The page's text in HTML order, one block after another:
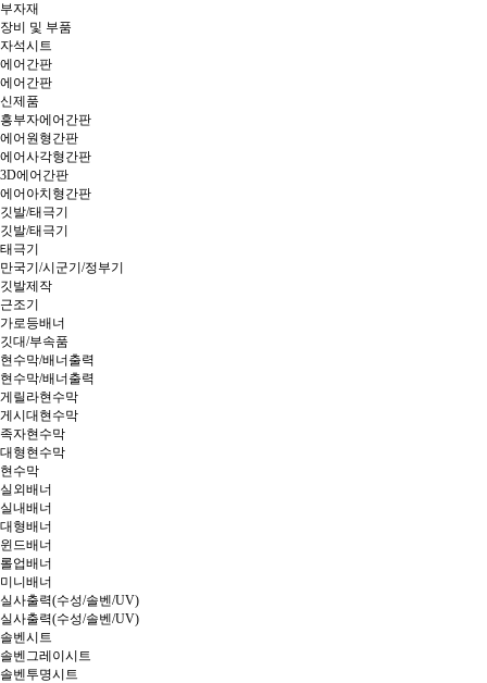
부자재
장비 및 부품
자석시트
에어간판
에어간판
신제품
흥부자에어간판
에어원형간판
에어사각형간판
3D에어간판
에어아치형간판
깃발/태극기
깃발/태극기
태극기
만국기/시군기/정부기
깃발제작
근조기
가로등배너
깃대/부속품
현수막/배너출력
현수막/배너출력
게릴라현수막
게시대현수막
족자현수막
대형현수막
현수막
실외배너
실내배너
대형배너
윈드배너
롤업배너
미니배너
실사출력(수성/솔벤/UV)
실사출력(수성/솔벤/UV)
솔벤시트
솔벤그레이시트
솔벤투명시트